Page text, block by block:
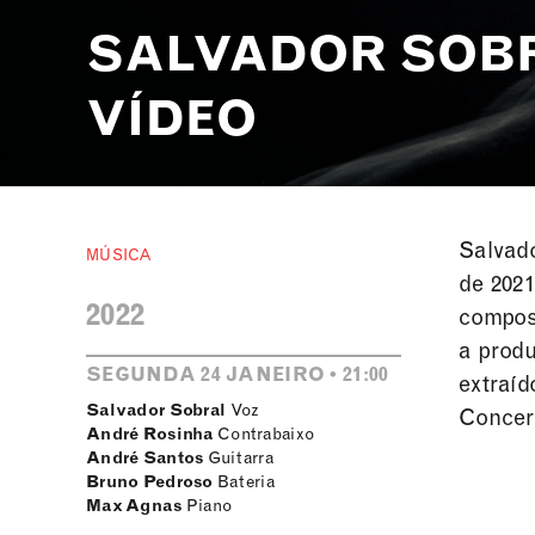
SALVADOR
VÍDEO
MÚSICA
2022
SEGUNDA 24 JANEIRO • 21:00
Salvador Sobral Voz
André Rosinha Contrabaixo
André Santos Guitarra
Bruno Pedroso Bateria
Max Agnas Piano
de
a